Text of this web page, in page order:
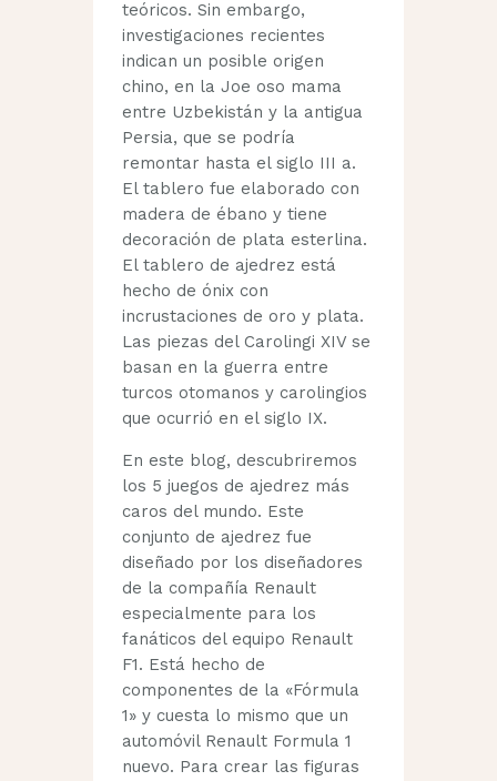
teóricos. Sin embargo,
investigaciones recientes
indican un posible origen
chino, en la Joe oso mama
entre Uzbekistán y la antigua
Persia, que se podría
remontar hasta el siglo III a.
El tablero fue elaborado con
madera de ébano y tiene
decoración de plata esterlina.
El tablero de ajedrez está
hecho de ónix con
incrustaciones de oro y plata.
Las piezas del Carolingi XIV se
basan en la guerra entre
turcos otomanos y carolingios
que ocurrió en el siglo IX.
En este blog, descubriremos
los 5 juegos de ajedrez más
caros del mundo. Este
conjunto de ajedrez fue
diseñado por los diseñadores
de la compañía Renault
especialmente para los
fanáticos del equipo Renault
F1. Está hecho de
componentes de la «Fórmula
1» y cuesta lo mismo que un
automóvil Renault Formula 1
nuevo. Para crear las figuras